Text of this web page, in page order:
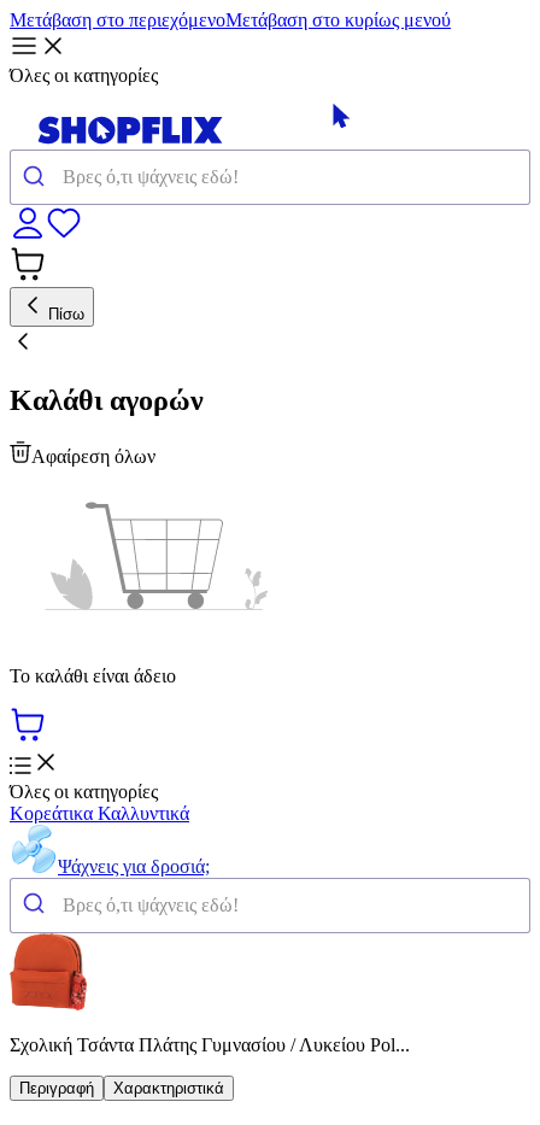
Μετάβαση στο περιεχόμενοΜετάβαση στο κυρίως μενού
Όλες οι κατηγορίες
Πίσω
Καλάθι αγορών
Αφαίρεση όλων
Το καλάθι είναι άδειο
Όλες οι κατηγορίες
Κορεάτικα Καλλυντικά
Ψάχνεις για δροσιά;
Σχολική Τσάντα Πλάτης Γυμνασίου / Λυκείου Pol...
Περιγραφή Χαρακτηριστικά